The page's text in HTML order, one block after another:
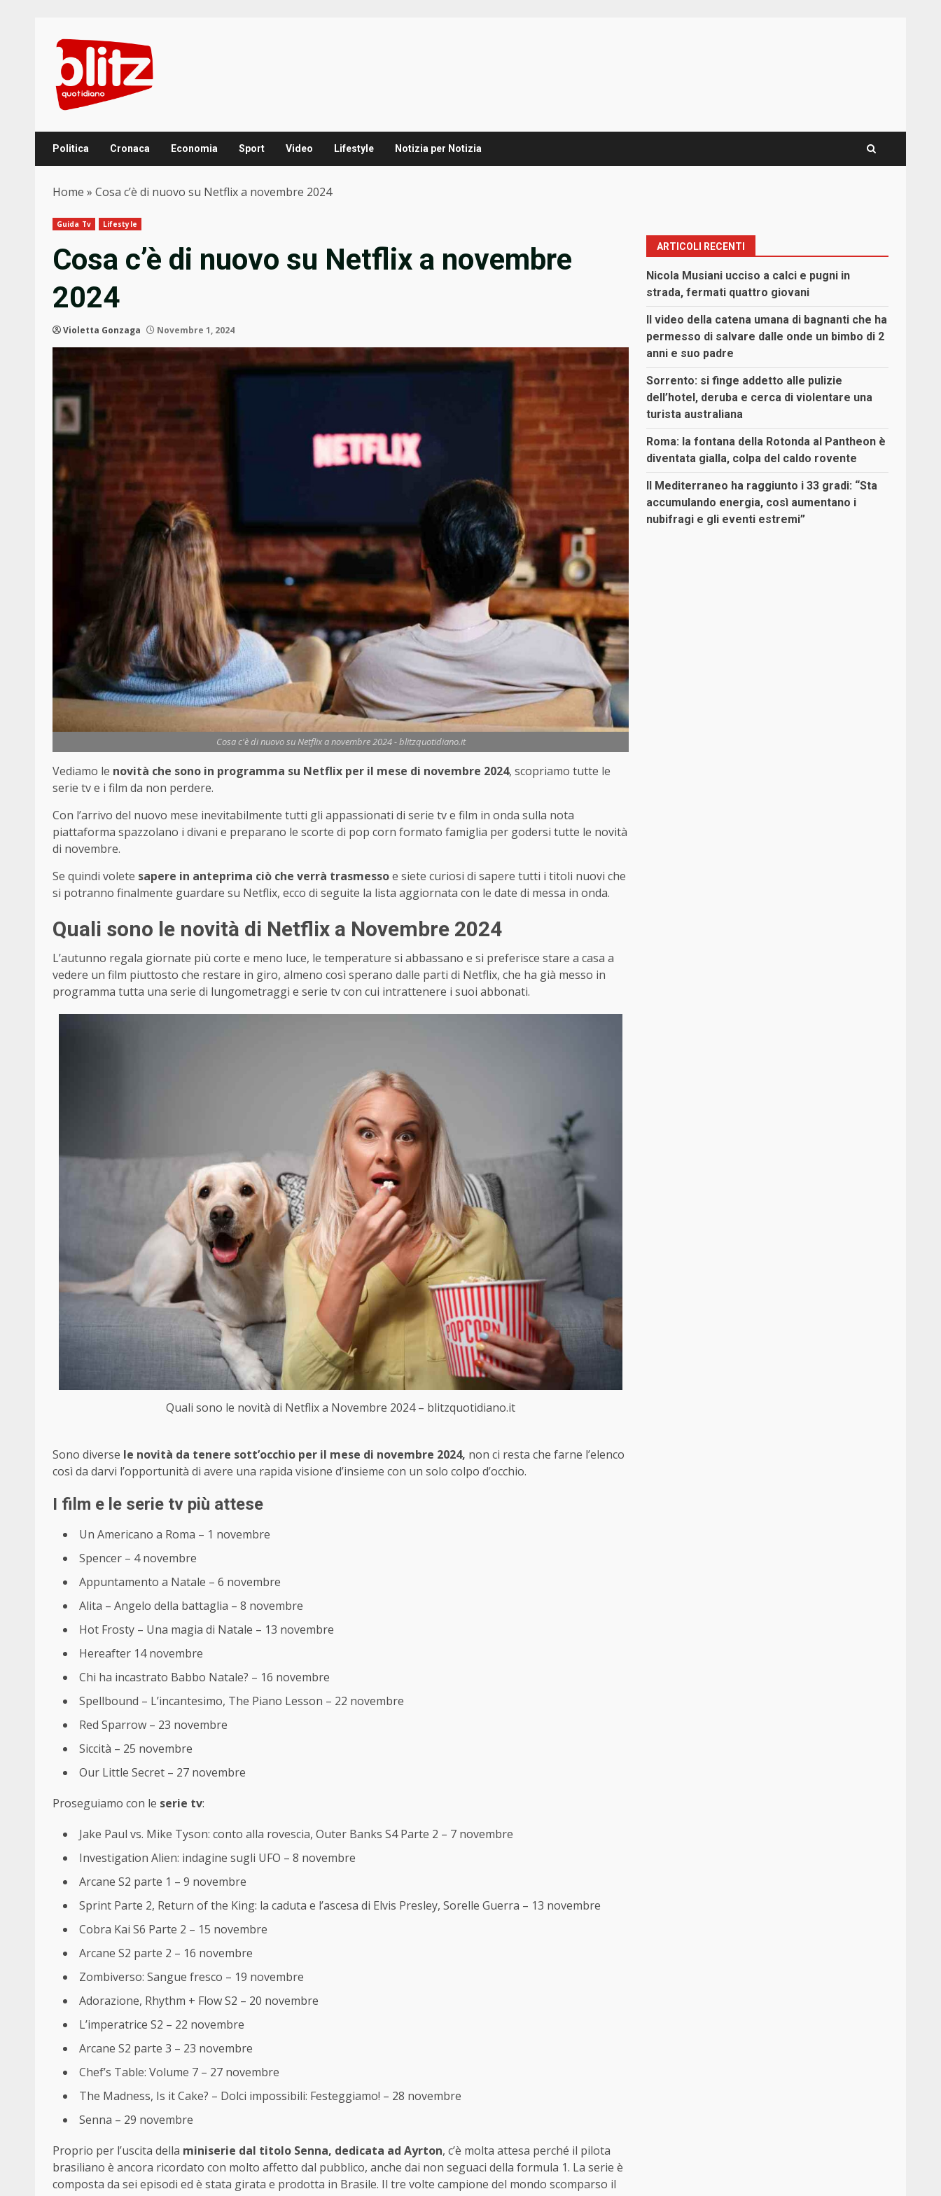
content
Politica Cronaca Economia Sport Video Lifestyle Notizia per Notizia
Home » Cosa c’è di nuovo su Netflix a novembre 2024
Guida Tv Lifestyle
Cosa c’è di nuovo su Netflix a novembre
2024
Violetta Gonzaga Novembre 1, 2024
Cosa c'è di nuovo su Netflix a novembre 2024 - blitzquotidiano.it
Vediamo le novità che sono in programma su Netflix per il mese di novembre 2024, scopriamo tutte le
serie tv e i film da non perdere.
Con l’arrivo del nuovo mese inevitabilmente tutti gli appassionati di serie tv e film in onda sulla nota
piattaforma spazzolano i divani e preparano le scorte di pop corn formato famiglia per godersi tutte le novità
di novembre.
Se quindi volete sapere in anteprima ciò che verrà trasmessoe siete curiosi di sapere tutti i titoli nuovi che
si potranno finalmente guardare su Netflix, ecco di seguite la lista aggiornata con le date di messa in onda.
Quali sono le novità di Netflix a Novembre 2024
L’autunno regala giornate più corte e meno luce, le temperature si abbassano e si preferisce stare a casa a
vedere un film piuttosto che restare in giro, almeno così sperano dalle parti di Netflix, che ha già messo in
programma tutta una serie di lungometraggi e serie tv con cui intrattenere i suoi abbonati.
Quali sono le novità di Netflix a Novembre 2024 – blitzquotidiano.it
Sono diverse le novità da tenere sott’occhio per il mese di novembre 2024, non ci resta che farne l’elenco
così da darvi l’opportunità di avere una rapida visione d’insieme con un solo colpo d’occhio.
I film e le serie tv più attese
Un Americano a Roma – 1 novembre
Spencer – 4 novembre
Appuntamento a Natale – 6 novembre
Alita – Angelo della battaglia – 8 novembre
Hot Frosty – Una magia di Natale – 13 novembre
Hereafter 14 novembre
Chi ha incastrato Babbo Natale? – 16 novembre
Spellbound – L’incantesimo, The Piano Lesson – 22 novembre
Red Sparrow – 23 novembre
Siccità – 25 novembre
Our Little Secret – 27 novembre
Proseguiamo con le serie tv:
Jake Paul vs. Mike Tyson: conto alla rovescia, Outer Banks S4 Parte 2 – 7 novembre
Investigation Alien: indagine sugli UFO – 8 novembre
Arcane S2 parte 1 – 9 novembre
Sprint Parte 2, Return of the King: la caduta e l’ascesa di Elvis Presley, Sorelle Guerra – 13 novembre
Cobra Kai S6 Parte 2 – 15 novembre
Arcane S2 parte 2 – 16 novembre
Zombiverso: Sangue fresco – 19 novembre
Adorazione, Rhythm + Flow S2 – 20 novembre
L’imperatrice S2 – 22 novembre
Arcane S2 parte 3 – 23 novembre
Chef’s Table: Volume 7 – 27 novembre
The Madness, Is it Cake? – Dolci impossibili: Festeggiamo! – 28 novembre
Senna – 29 novembre
Proprio per l’uscita della miniserie dal titolo Senna, dedicata ad Ayrton, c’è molta attesa perché il pilota
brasiliano è ancora ricordato con molto affetto dal pubblico, anche dai non seguaci della formula 1. La serie è
composta da sei episodi ed è stata girata e prodotta in Brasile. Il tre volte campione del mondo scomparso il
ARTICOLI RECENTI
Nicola Musiani ucciso a calci e pugni in
strada, fermati quattro giovani
Il video della catena umana di bagnanti che ha
permesso di salvare dalle onde un bimbo di 2
anni e suo padre
Sorrento: si finge addetto alle pulizie
dell’hotel, deruba e cerca di violentare una
turista australiana
Roma: la fontana della Rotonda al Pantheon è
diventata gialla, colpa del caldo rovente
Il Mediterraneo ha raggiunto i 33 gradi: “Sta
accumulando energia, così aumentano i
nubifragi e gli eventi estremi”